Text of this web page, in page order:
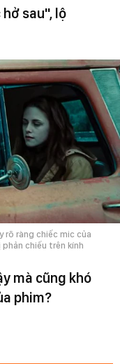
sau", lộ
rõ ràng chiếc mic của
chiếu trên kính
mà cũng khó
phim?